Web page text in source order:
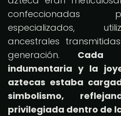
confeccionadas
especializados,
ancestrales
generación. Cada
indumentaria y la
aztecas estaba
simbolismo,
privilegiada dentro de